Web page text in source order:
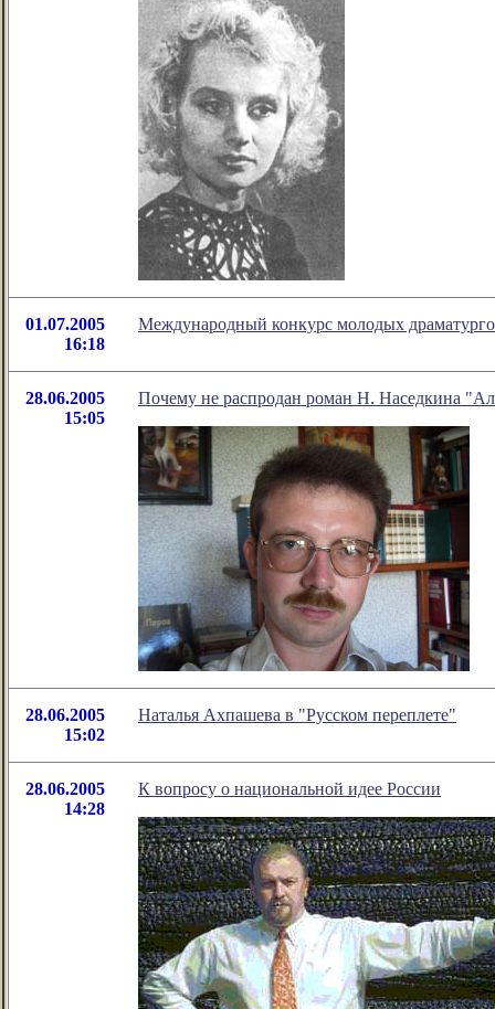
01.07.2005
16:18
Международный конкурс молодых
28.06.2005
15:05
Почему не распродан роман Н. Наседкина
28.06.2005
15:02
Наталья Ахпашева в "Русском переплете"
28.06.2005
14:28
К вопросу о национальной идее России